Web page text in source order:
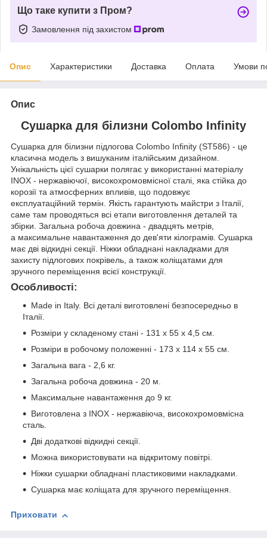
Що таке купити з Пром?
Замовлення під захистом
Опис Характеристики Доставка Оплата Умови
Опис
Сушарка для білизни Colombo Infinity
Сушарка для білизни підлогова Colombo Infinity (ST586) - це
класична модель з вишуканим італійським дизайном.
Унікальність цієї сушарки полягає у використанні матеріалу
INOX - нержавіючої, високохромовмісної сталі, яка стійка до
корозії та атмосферних впливів, що подовжує
експлуатаційний термін. Якість гарантують майстри з Італії,
саме там проводяться всі етапи виготовлення деталей та
збірки. Загальна робоча довжина - двадцять метрів,
а максимальне навантаження до дев'яти кілограмів. Сушарка
має дві відкидні секції. Ніжки обладнані накладками для
захисту підлогових покрівель, а також коліщатами для
зручного переміщення всієї конструкції.
Особливості:
Made in Italy. Всі деталі виготовлені безпосередньо в
Італії.
Розміри у складеному стані - 131 x 55 x 4,5 см.
Розміри в робочому положенні - 173 x 114 x 55 см.
Загальна вага - 2,6 кг.
Загальна робоча довжина - 20 м.
Максимальне навантаження до 9 кг.
Виготовлена з INOX - нержавіюча, високохромовмісна
сталь.
Дві додаткові відкидні секції.
Можна використовувати на відкритому повітрі.
Ніжки сушарки обладнані пластиковими накладками.
Сушарка має коліщата для зручного переміщення.
Приховати